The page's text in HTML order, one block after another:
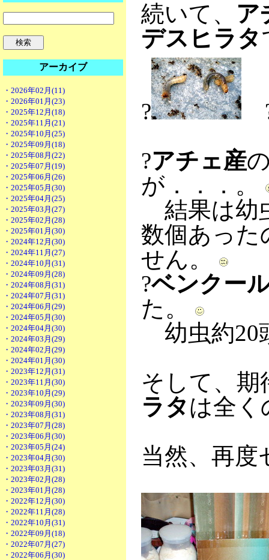
アーカイブ
・2026年02月(11)
・2026年01月(23)
・2025年12月(18)
・2025年11月(21)
・2025年10月(25)
・2025年09月(18)
・2025年08月(22)
・2025年07月(19)
・2025年06月(26)
・2025年05月(30)
・2025年04月(25)
・2025年03月(27)
・2025年02月(28)
・2025年01月(30)
・2024年12月(30)
・2024年11月(27)
・2024年10月(31)
・2024年09月(28)
・2024年08月(31)
・2024年07月(31)
・2024年06月(29)
・2024年05月(30)
・2024年04月(30)
・2024年03月(29)
・2024年02月(29)
・2024年01月(30)
・2023年12月(31)
・2023年11月(30)
・2023年10月(29)
・2023年09月(30)
・2023年08月(31)
・2023年07月(28)
・2023年06月(30)
・2023年05月(24)
・2023年04月(30)
・2023年03月(31)
・2023年02月(28)
・2023年01月(28)
・2022年12月(30)
・2022年11月(28)
・2022年10月(31)
・2022年09月(18)
・2022年07月(27)
・2022年06月(30)
続いて、 ア
デスヒラタ
?
?アチェ産
が．．．。
結果は幼
数個あった
せん。
?ベンクー
た。
幼虫約20
そして、期
ラタは全
当然、再